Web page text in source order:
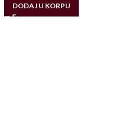
DODAJ U KORPU